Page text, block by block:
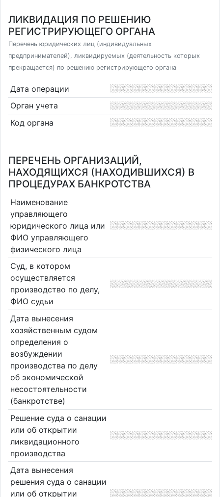
ЛИКВИДАЦИЯ ПО РЕШЕНИЮ
РЕГИСТРИРУЮЩЕГО ОРГАНА
Перечень юридических лиц (индивидуальных
предпринимателей), ликвидируемых (деятельность которых
прекращается) по решению регистрирующего органа
Дата операции
Орган учета
Код органа
ПЕРЕЧЕНЬ ОРГАНИЗАЦИЙ,
НАХОДЯЩИХСЯ (НАХОДИВШИХСЯ) В
ПРОЦЕДУРАХ БАНКРОТСТВА
Наименование
управляющего
юридического лица или
ФИО управляющего
физического лица
Суд, в котором
осуществляется
производство по делу,
ФИО судьи
Дата вынесения
хозяйственным судом
определения о
возбуждении
производства по делу
об экономической
несостоятельности
(банкротстве)
Решение суда о санации
или об открытии
ликвидационного
производства
Дата вынесения
решения суда о санации
или об открытии